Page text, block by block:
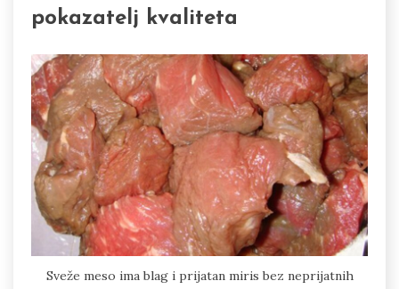
pokazatelj kvaliteta
Sveže meso ima blag i prijatan miris bez neprijatnih